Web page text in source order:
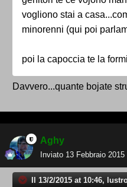
vogliono stai a
minorenni (qui poi
poi la capoccia te la
Davvero...quante bojate
Aghy
Inviato 13 Febbraio 2015
Il 13/2/2015 at 10:46,